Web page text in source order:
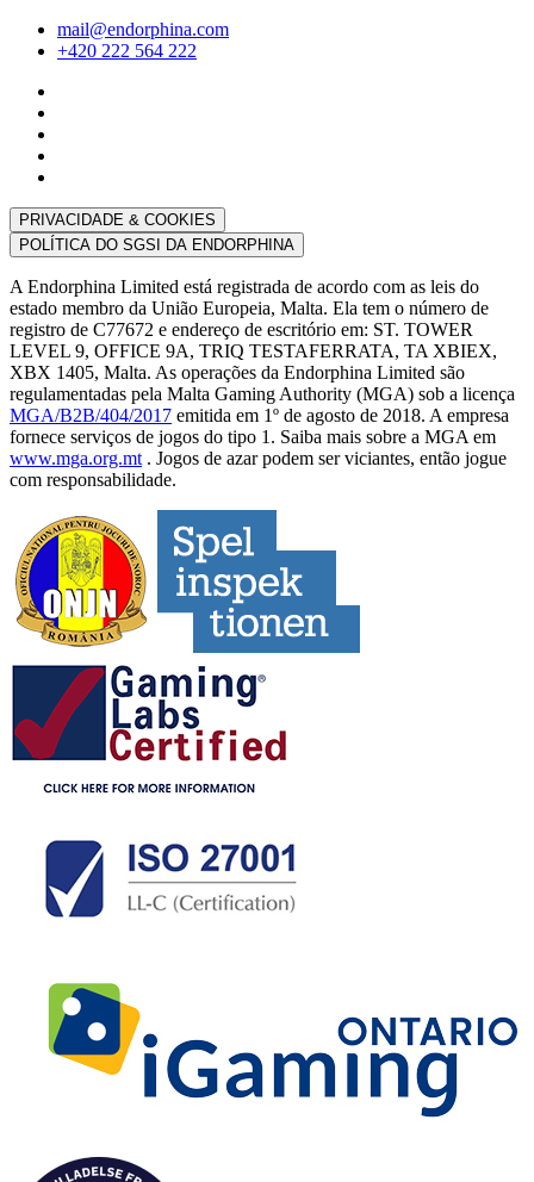
mail@endorphina.com
+420 222 564 222
PRIVACIDADE & COOKIES
POLÍTICA DO SGSI DA ENDORPHINA
A Endorphina Limited está registrada de acordo com as leis do
estado membro da União Europeia, Malta. Ela tem o número de
registro de C77672 e endereço de escritório em: ST. TOWER
LEVEL 9, OFFICE 9A, TRIQ TESTAFERRATA, TA XBIEX,
XBX 1405, Malta. As operações da Endorphina Limited são
regulamentadas pela Malta Gaming Authority (MGA) sob a licença
MGA/B2B/404/2017 emitida em 1º de agosto de 2018. A empresa
fornece serviços de jogos do tipo 1. Saiba mais sobre a MGA em
www.mga.org.mt . Jogos de azar podem ser viciantes, então jogue
com responsabilidade.